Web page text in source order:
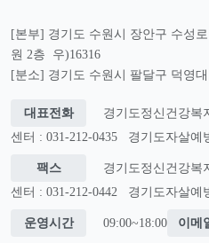
[본부] 경기도 수원시 장안구 수성
원 2층 우)16316
[분소] 경기도 수원시 팔달구 덕영
대표전화
경기도정신건강복
센터 : 031-212-0435
경기도자살예
팩스
경기도정신건강복
센터 : 031-212-0442
경기도자살예
운영시간 09:00~18:00 이메